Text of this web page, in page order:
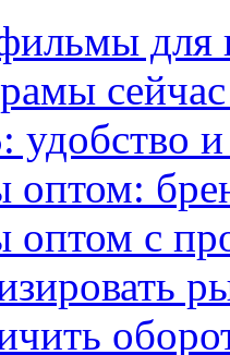
для
удобство
оптом:
оптом с